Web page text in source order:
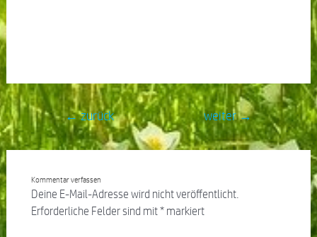
←zurück weiter→
Kommentar verfassen
Deine E-Mail-Adresse wird nicht veröffentlicht.
Erforderliche Felder sind mit*markiert